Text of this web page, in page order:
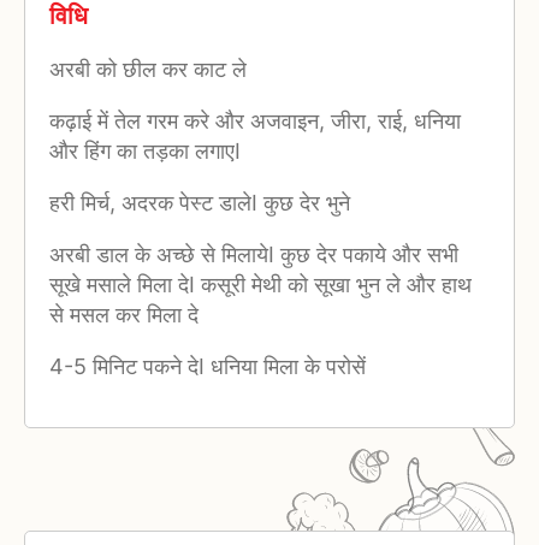
विधि
अरबी को छील कर काट ले
कढ़ाई में तेल गरम करे और अजवाइन, जीरा, राई, धनिया
और हिंग का तड़का लगाएI
हरी मिर्च, अदरक पेस्ट डालेI कुछ देर भुने
अरबी डाल के अच्छे से मिलायेI कुछ देर पकाये और सभी
सूखे मसाले मिला देI कसूरी मेथी को सूखा भुन ले और हाथ
से मसल कर मिला दे
4-5 मिनिट पकने देI धनिया मिला के परोसें